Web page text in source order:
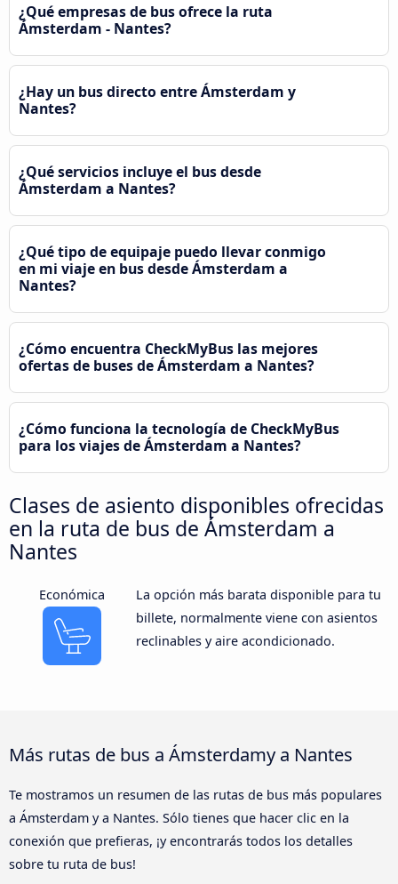
¿Qué empresas de bus ofrece la ruta
Ámsterdam - Nantes?
¿Hay un bus directo entre Ámsterdam y
Nantes?
¿Qué servicios incluye el bus desde
Ámsterdam a Nantes?
¿Qué tipo de equipaje puedo llevar conmigo
en mi viaje en bus desde Ámsterdam a
Nantes?
¿Cómo encuentra CheckMyBus las mejores
ofertas de buses de Ámsterdam a Nantes?
¿Cómo funciona la tecnología de CheckMyBus
para los viajes de Ámsterdam a Nantes?
Clases de asiento disponibles ofrecidas
en la ruta de bus de Ámsterdam a
Nantes
Económica
La opción más barata disponible para tu
billete, normalmente viene con asientos
reclinables y aire acondicionado.
Más rutas de bus a Ámsterdamy a Nantes
Te mostramos un resumen de las rutas de bus más populares
a Ámsterdam y a Nantes. Sólo tienes que hacer clic en la
conexión que prefieras, ¡y encontrarás todos los detalles
sobre tu ruta de bus!